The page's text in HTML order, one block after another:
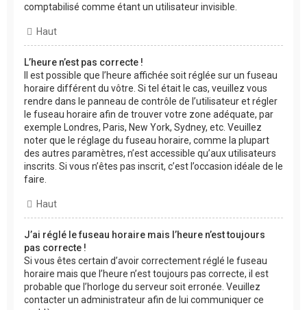
comptabilisé comme étant un utilisateur invisible.
Haut
L’heure n’est pas correcte !
Il est possible que l’heure affichée soit réglée sur un fuseau
horaire différent du vôtre. Si tel était le cas, veuillez vous
rendre dans le panneau de contrôle de l’utilisateur et régler
le fuseau horaire afin de trouver votre zone adéquate, par
exemple Londres, Paris, New York, Sydney, etc. Veuillez
noter que le réglage du fuseau horaire, comme la plupart
des autres paramètres, n’est accessible qu’aux utilisateurs
inscrits. Si vous n’êtes pas inscrit, c’est l’occasion idéale de le
faire.
Haut
J’ai réglé le fuseau horaire mais l’heure n’est toujours
pas correcte !
Si vous êtes certain d’avoir correctement réglé le fuseau
horaire mais que l’heure n’est toujours pas correcte, il est
probable que l’horloge du serveur soit erronée. Veuillez
contacter un administrateur afin de lui communiquer ce